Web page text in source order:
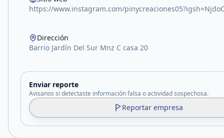
https://www.instagram.com/
Dirección
Barrio Jardín Del Sur Mnz C casa 20
Enviar reporte
Avisanos si detectaste información falsa o actividad sospechosa.
Reportar empresa